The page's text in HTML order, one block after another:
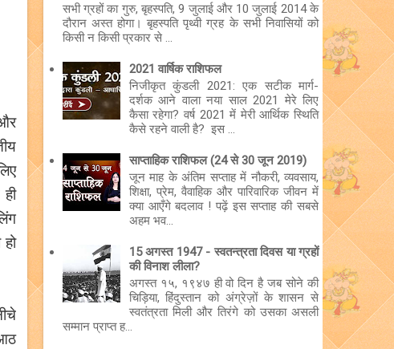
सभी ग्रहों का गुरु, बृहस्पति, 9 जुलाई और 10 जुलाई 2014 के
दौरान अस्त होगा। बृहस्पति पृथ्वी ग्रह के सभी निवासियों को
किसी न किसी प्रकार से ...
2021 वार्षिक राशिफल
निजीकृत कुंडली 2021: एक सटीक मार्ग-
दर्शक आने वाला नया साल 2021 मेरे लिए
कैसा रहेगा? वर्ष 2021 में मेरी आर्थिक स्थिति
कैसे रहने वाली है? इस ...
साप्ताहिक राशिफल (24 से 30 जून 2019)
जून माह के अंतिम सप्ताह में नौकरी, व्यवसाय,
शिक्षा, प्रेम, वैवाहिक और पारिवारिक जीवन में
क्या आएँगे बदलाव ! पढ़ें इस सप्ताह की सबसे
अहम भव...
15 अगस्त 1947 - स्वतन्त्रता दिवस या ग्रहों
की विनाश लीला?
अगस्त १५, १९४७ ही वो दिन है जब सोने की
चिड़िया, हिंदुस्तान को अंग्रेज़ों के शासन से
स्वतंत्रता मिली और तिरंगे को उसका असली
सम्मान प्राप्त ह...